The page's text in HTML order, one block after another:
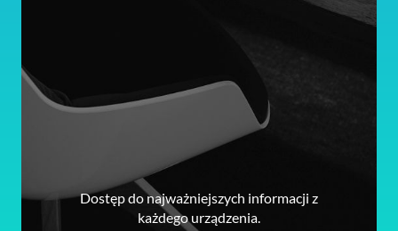
Dostęp do najważniejszych informacji z
każdego urządzenia.